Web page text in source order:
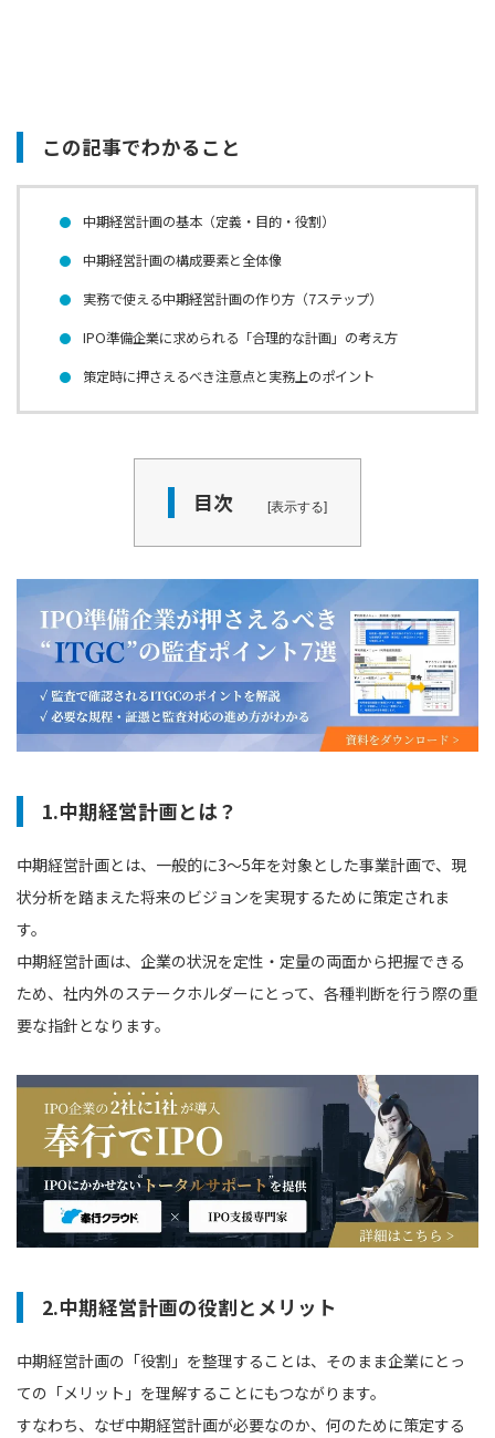
この記事でわかること
中期経営計画の基本（定義・目的・役割）
中期経営計画の構成要素と全体像
実務で使える中期経営計画の作り方（7ステップ）
IPO準備企業に求められる「合理的な計画」の考え方
策定時に押さえるべき注意点と実務上のポイント
目次 表示する
1.中期経営計画とは？
中期経営計画とは、一般的に3～5年を対象とした事業計画で、現
状分析を踏まえた将来のビジョンを実現するために策定されま
す。
中期経営計画は、企業の状況を定性・定量の両面から把握できる
ため、社内外のステークホルダーにとって、各種判断を行う際の重
要な指針となります。
2.中期経営計画の役割とメリット
中期経営計画の「役割」を整理することは、そのまま企業にとっ
ての「メリット」を理解することにもつながります。
すなわち、なぜ中期経営計画が必要なのか、何のために策定する